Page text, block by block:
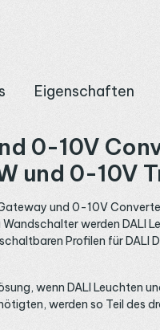
Eigenschaften
0-10V
und 0-10V
und 0-10V
werden DALI
Profilen für
wenn DALI Leuchten
werden so Teil des